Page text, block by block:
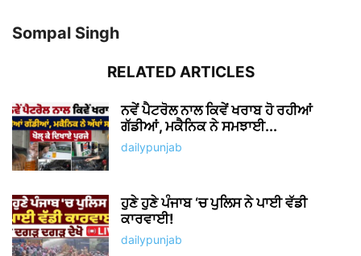
Sompal Singh
RELATED ARTICLES
ਨਵੇਂ ਪੈਟਰੋਲ ਨਾਲ ਕਿਵੇਂ ਖਰਾਬ ਹੋ ਰਹੀਆਂ
ਗੱਡੀਆਂ, ਮਕੈਨਿਕ ਨੇ ਸਮਝਾਈ...
dailypunjab
ਹੁਣੇ ਹੁਣੇ ਪੰਜਾਬ ‘ਚ ਪੁਲਿਸ ਨੇ ਪਾਈ ਵੱਡੀ
ਕਾਰਵਾਈ!
dailypunjab